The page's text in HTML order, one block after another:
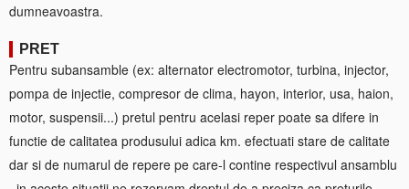
dumneavoastra.
PRET
Pentru subansamble (ex: alternator electromotor, turbina, injector,
pompa de injectie, compresor de clima, hayon, interior, usa, haion,
motor, suspensii...) pretul pentru acelasi reper poate sa difere in
functie de calitatea produsului adica km. efectuati stare de calitate
dar si de numarul de repere pe care-l contine respectivul ansamblu